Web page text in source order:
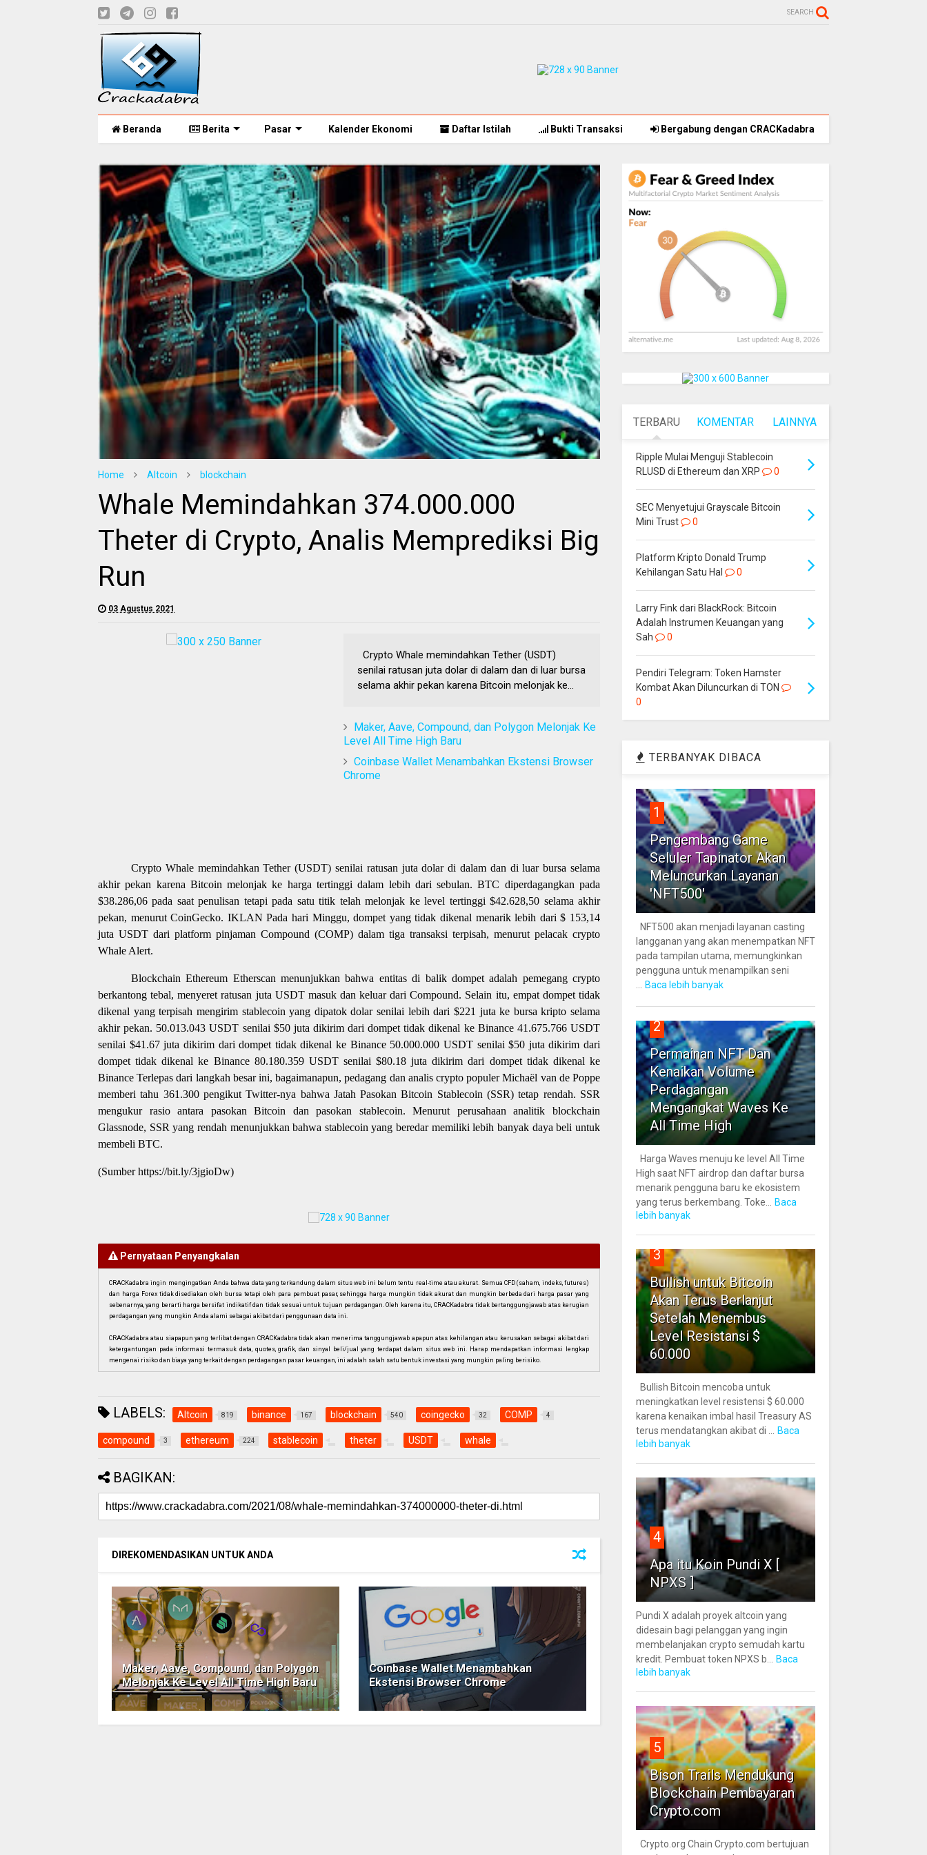
SEARCH
Beranda Berita Pasar Kalender Ekonomi Daftar Istilah Bukti Transaksi Bergabung dengan CRACKadabra
Home Altcoin blockchain
Whale Memindahkan 374.000.000
Theter di Crypto, Analis Memprediksi Big
Run
03 Agustus 2021
Crypto Whale memindahkan Tether (USDT)
senilai ratusan juta dolar di dalam dan di luar bursa
selama akhir pekan karena Bitcoin melonjak ke...
Maker, Aave, Compound, dan Polygon Melonjak Ke
Level All Time High Baru
Coinbase Wallet Menambahkan Ekstensi Browser
Chrome
Crypto Whale memindahkan Tether (USDT) senilai ratusan juta dolar di dalam dan di luar bursa selama
akhir pekan karena Bitcoin melonjak ke harga tertinggi dalam lebih dari sebulan. BTC diperdagangkan pada
$38.286,06 pada saat penulisan tetapi pada satu titik telah melonjak ke level tertinggi $42.628,50 selama akhir
pekan, menurut CoinGecko. IKLAN Pada hari Minggu, dompet yang tidak dikenal menarik lebih dari $ 153,14
juta USDT dari platform pinjaman Compound (COMP) dalam tiga transaksi terpisah, menurut pelacak crypto
Whale Alert.
Blockchain Ethereum Etherscan menunjukkan bahwa entitas di balik dompet adalah pemegang crypto
berkantong tebal, menyeret ratusan juta USDT masuk dan keluar dari Compound. Selain itu, empat dompet tidak
dikenal yang terpisah mengirim stablecoin yang dipatok dolar senilai lebih dari $221 juta ke bursa kripto selama
akhir pekan. 50.013.043 USDT senilai $50 juta dikirim dari dompet tidak dikenal ke Binance 41.675.766 USDT
senilai $41.67 juta dikirim dari dompet tidak dikenal ke Binance 50.000.000 USDT senilai $50 juta dikirim dari
dompet tidak dikenal ke Binance 80.180.359 USDT senilai $80.18 juta dikirim dari dompet tidak dikenal ke
Binance Terlepas dari langkah besar ini, bagaimanapun, pedagang dan analis crypto populer Michaël van de Poppe
memberi tahu 361.300 pengikut Twitter-nya bahwa Jatah Pasokan Bitcoin Stablecoin (SSR) tetap rendah. SSR
mengukur rasio antara pasokan Bitcoin dan pasokan stablecoin. Menurut perusahaan analitik blockchain
Glassnode, SSR yang rendah menunjukkan bahwa stablecoin yang beredar memiliki lebih banyak daya beli untuk
membeli BTC.
(Sumber https://bit.ly/3jgioDw)
Pernyataan Penyangkalan
CRACKadabra ingin mengingatkan Anda bahwa data yang terkandung dalam situs web ini belum tentu real-time atau akurat. Semua CFD (saham, indeks, futures)
dan harga Forex tidak disediakan oleh bursa tetapi oleh para pembuat pasar, sehingga harga mungkin tidak akurat dan mungkin berbeda dari harga pasar yang
sebenarnya, yang berarti harga bersifat indikatif dan tidak sesuai untuk tujuan perdagangan. Oleh karena itu, CRACKadabra tidak bertanggungjawab atas kerugian
perdagangan yang mungkin Anda alami sebagai akibat dari penggunaan data ini.
CRACKadabra atau siapapun yang terlibat dengan CRACKadabra tidak akan menerima tanggungjawab apapun atas kehilangan atau kerusakan sebagai akibat dari
ketergantungan pada informasi termasuk data, quotes, grafik, dan sinyal beli/jual yang terdapat dalam situs web ini. Harap mendapatkan informasi lengkap
mengenai risiko dan biaya yang terkait dengan perdagangan pasar keuangan, ini adalah salah satu bentuk investasi yang mungkin paling berisiko.
LABELS: Altcoin 819 binance 167 blockchain 540 coingecko 32 COMP 4
compound 3 ethereum 224 stablecoin theter USDT whale
BAGIKAN:
DIREKOMENDASIKAN UNTUK ANDA
Maker, Aave, Compound, dan Polygon
Melonjak Ke Level All Time High Baru
Coinbase Wallet Menambahkan
Ekstensi Browser Chrome
TERBARU KOMENTAR LAINNYA
Ripple Mulai Menguji Stablecoin
RLUSD di Ethereum dan XRP
0
SEC Menyetujui Grayscale Bitcoin
Mini Trust
0
Platform Kripto Donald Trump
Kehilangan Satu Hal
0
Larry Fink dari BlackRock: Bitcoin
Adalah Instrumen Keuangan yang
Sah
0
Pendiri Telegram: Token Hamster
Kombat Akan Diluncurkan di TON
0
TERBANYAK DIBACA
1
Pengembang Game
Seluler Tapinator Akan
Meluncurkan Layanan
'NFT500'
NFT500 akan menjadi layanan casting
langganan yang akan menempatkan NFT
pada tampilan utama, memungkinkan
pengguna untuk menampilkan seni
Baca lebih banyak
2
Permainan NFT Dan
Kenaikan Volume
Perdagangan
Mengangkat Waves Ke
All Time High
Harga Waves menuju ke level All Time
High saat NFT airdrop dan daftar bursa
menarik pengguna baru ke ekosistem
yang terus berkembang. Toke...
Baca
lebih banyak
3
Bullish untuk Bitcoin
Akan Terus Berlanjut
Setelah Menembus
Level Resistansi $
60.000
Bullish Bitcoin mencoba untuk
meningkatkan level resistensi $ 60.000
karena kenaikan imbal hasil Treasury AS
terus mendatangkan akibat di ...
Baca
lebih banyak
4
Apa itu Koin Pundi X [
NPXS ]
Pundi X adalah proyek altcoin yang
didesain bagi pelanggan yang ingin
membelanjakan crypto semudah kartu
kredit. Pembuat token NPXS b...
Baca
lebih banyak
5
Bison Trails Mendukung
Blockchain Pembayaran
Crypto.com
Crypto.org Chain Crypto.com bertujuan